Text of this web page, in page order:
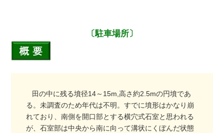
〔駐車場所〕
田の中に残る墳径14～15m,高さ約2.5mの円墳であ
る。未調査のため年代は不明。すでに墳形はかなり崩
れており、南側を開口部とする横穴式石室と思われる
が、石室部は中央から南に向って溝状にくぼんだ状態